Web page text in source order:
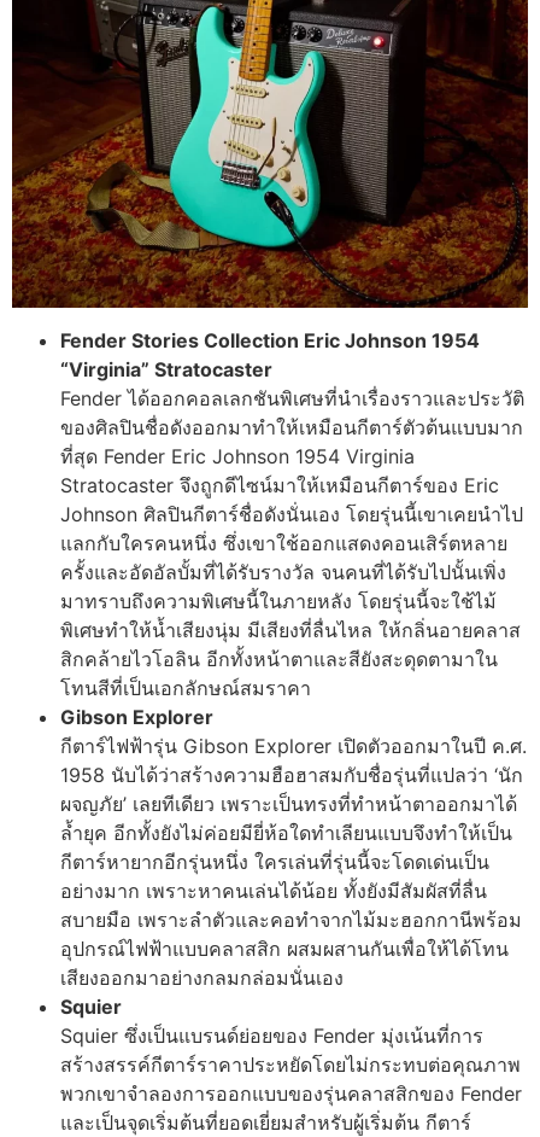
Fender Stories Collection Eric Johnson 1954
“Virginia” Stratocaster
Fender ได้ออกคอลเลกชันพิเศษที่นำเรื่องราวและประวัติ
ของศิลปินชื่อดังออกมาทำให้เหมือนกีตาร์ตัวต้นแบบมาก
ที่สุด Fender Eric Johnson 1954 Virginia
Stratocaster จึงถูกดีไซน์มาให้เหมือนกีตาร์ของ Eric
Johnson ศิลปินกีตาร์ชื่อดังนั่นเอง โดยรุ่นนี้เขาเคยนำไป
แลกกับใครคนหนึ่ง ซึ่งเขาใช้ออกแสดงคอนเสิร์ตหลาย
ครั้งและอัดอัลบั้มที่ได้รับรางวัล จนคนที่ได้รับไปนั้นเพิ่ง
มาทราบถึงความพิเศษนี้ในภายหลัง โดยรุ่นนี้จะใช้ไม้
พิเศษทำให้น้ำเสียงนุ่ม มีเสียงที่ลื่นไหล ให้กลิ่นอายคลาส
สิกคล้ายไวโอลิน อีกทั้งหน้าตาและสียังสะดุดตามาใน
โทนสีที่เป็นเอกลักษณ์สมราคา
Gibson Explorer
กีตาร์ไฟฟ้ารุ่น Gibson Explorer เปิดตัวออกมาในปี ค.ศ.
1958 นับได้ว่าสร้างความฮือฮาสมกับชื่อรุ่นที่แปลว่า ‘นัก
ผจญภัย’ เลยทีเดียว เพราะเป็นทรงที่ทำหน้าตาออกมาได้
ล้ำยุค อีกทั้งยังไม่ค่อยมียี่ห้อใดทำเลียนแบบจึงทำให้เป็น
กีตาร์หายากอีกรุ่นหนึ่ง ใครเล่นที่รุ่นนี้จะโดดเด่นเป็น
อย่างมาก เพราะหาคนเล่นได้น้อย ทั้งยังมีสัมผัสที่ลื่น
สบายมือ เพราะลำตัวและคอทำจากไม้มะฮอกกานีพร้อม
อุปกรณ์ไฟฟ้าแบบคลาสสิก ผสมผสานกันเพื่อให้ได้โทน
เสียงออกมาอย่างกลมกล่อมนั่นเอง
Squier
Squier ซึ่งเป็นแบรนด์ย่อยของ Fender มุ่งเน้นที่การ
สร้างสรรค์กีตาร์ราคาประหยัดโดยไม่กระทบต่อคุณภาพ
พวกเขาจำลองการออกแบบของรุ่นคลาสสิกของ Fender
และเป็นจุดเริ่มต้นที่ยอดเยี่ยมสำหรับผู้เริ่มต้น กีตาร์